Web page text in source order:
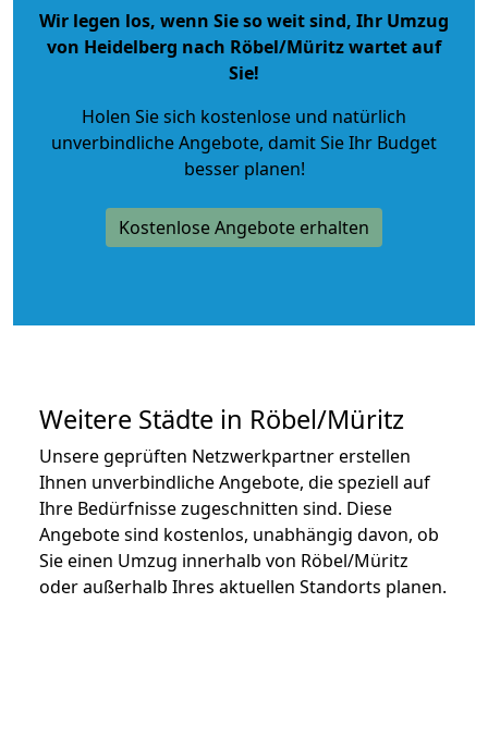
Wir legen los, wenn Sie so weit sind, Ihr Umzug
von Heidelberg nach Röbel/Müritz wartet auf
Sie!
Holen Sie sich kostenlose und natürlich
unverbindliche Angebote, damit Sie Ihr Budget
besser planen!
Kostenlose Angebote erhalten
Weitere Städte in Röbel/Müritz
Unsere geprüften Netzwerkpartner erstellen
Ihnen unverbindliche Angebote, die speziell auf
Ihre Bedürfnisse zugeschnitten sind. Diese
Angebote sind kostenlos, unabhängig davon, ob
Sie einen Umzug innerhalb von Röbel/Müritz
oder außerhalb Ihres aktuellen Standorts planen.